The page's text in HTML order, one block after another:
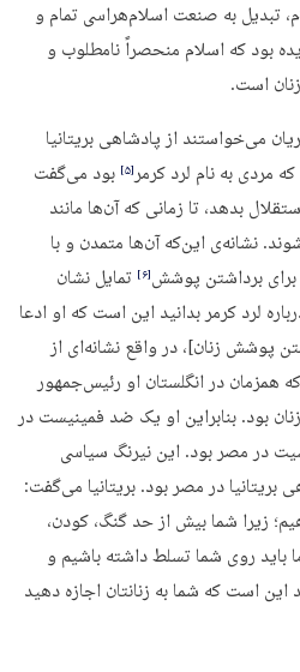
تبدیل به صنعت اسلام‌هراسی تمام و
بود که اسلام منحصراً نامطلوب و
است.
می‌خواستند از پادشاهی بریتانیا
که مردی به نام لرد کرمر‏[۵]‎
بود می‌گفت
بدهد، تا زمانی که آن‌ها مانند
نشانه‌ی این‌که آن‌ها متمدن و با
برداشتن پوشش‏[۶]‎
تمایل نشان
لرد کرمر بدانید این است که او ادعا
پوشش زنان]، در واقع نشانه‌ای از
در انگلستان او رئیس‌جمهور
بود. بنابراین او یک ضد ‌فمینیست در
در مصر بود. این نیرنگ سیاسی
در مصر بود. بریتانیا می‌گفت:
زیرا شما بیش از حد گنگ، کودن،
روى شما تسلط داشته باشيم و
است که شما به زنانتان اجازه دهید